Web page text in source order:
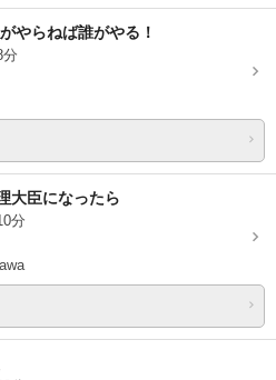
やらねば誰がやる！
大臣になったら
分